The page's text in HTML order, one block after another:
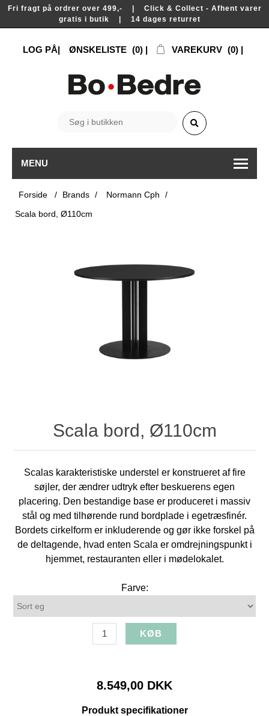
Fri fragt på ordrer over 499,- | Click & Collect - Afhent varer
gratis i butik | 14 dages returret
LOG PÅ ØNSKELISTE (0) VAREKURV (0)
MENU
Forside / Brands / Normann Cph
/
Scala bord, Ø110cm
Scala bord, Ø110cm
Scalas karakteristiske understel er konstrueret af fire
søjler, der ændrer udtryk efter beskuerens egen
placering. Den bestandige base er produceret i massiv
stål og med tilhørende rund bordplade i egetræsfinér.
Bordets cirkelform er inkluderende og gør ikke forskel på
de deltagende, hvad enten Scala er omdrejningspunkt i
hjemmet, restauranten eller i mødelokalet.
Farve:
8.549,00 DKK
Produkt specifikationer